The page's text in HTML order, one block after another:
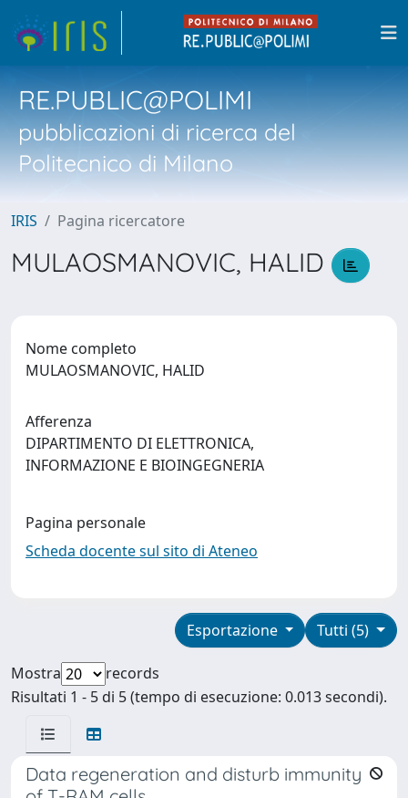
RE.PUBLIC@POLIMI
pubblicazioni di ricerca del
Politecnico di Milano
IRIS Pagina ricercatore
MULAOSMANOVIC, HALID
Nome completo
MULAOSMANOVIC, HALID
Afferenza
DIPARTIMENTO DI ELETTRONICA,
INFORMAZIONE E BIOINGEGNERIA
Pagina personale
Scheda docente sul sito di Ateneo
Tutti (5)
Esportazione
Mostra
records
Risultati 1 - 5 di 5 (tempo di esecuzione: 0.013 secondi).
Data regeneration and disturb immunity